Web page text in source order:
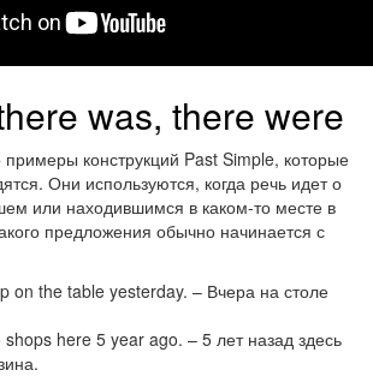
was, there were
конструкций Past Simple, которые
Они используются, когда речь идет о
или находившимся в каком-то месте в
предложения обычно начинается с
on the table yesterday. – Вчера на столе
here 5 year ago. – 5 лет назад здесь